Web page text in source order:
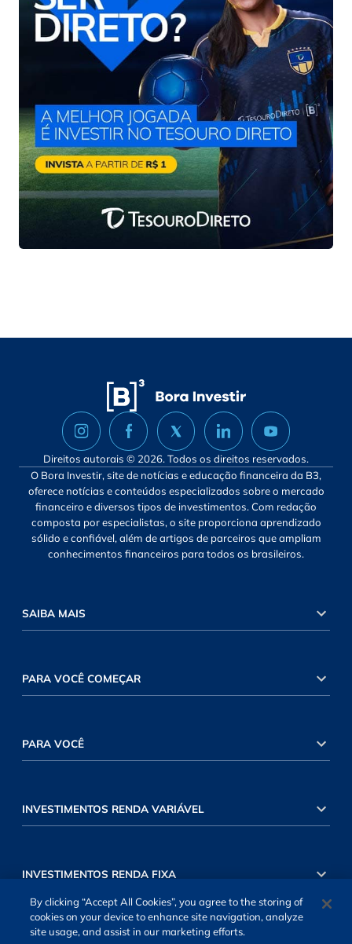
Direitos autorais © 2026. Todos os direitos reservados.
O Bora Investir, site de notícias e educação financeira da B3,
oferece notícias e conteúdos especializados sobre o mercado
financeiro e diversos tipos de investimentos. Com redação
composta por especialistas, o site proporciona aprendizado
sólido e confiável, além de artigos de parceiros que ampliam
conhecimentos financeiros para todos os brasileiros.
SAIBA MAIS
PARA VOCÊ COMEÇAR
PARA VOCÊ
INVESTIMENTOS RENDA VARIÁVEL
INVESTIMENTOS RENDA FIXA
By clicking “Accept All Cookies”, you agree to the storing of
cookies on your device to enhance site navigation, analyze
site usage, and assist in our marketing efforts.